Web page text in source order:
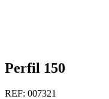
Perfil 150
REF: 007321